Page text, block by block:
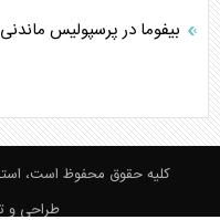
بیفوما در پرسپولیس
کلیه حقوق محفوظ است،
طراحی و